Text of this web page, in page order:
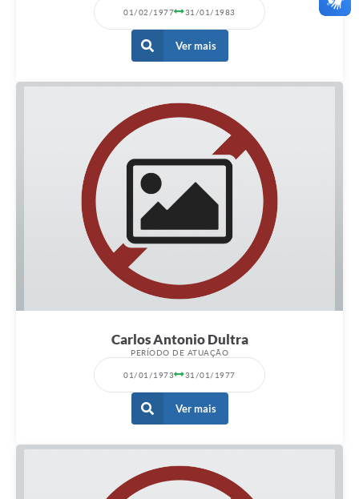
01/02/1977 31/01/1983
Ver mais
Carlos Antonio Dultra
PERÍODO DE ATUAÇÃO
01/01/1973 31/01/1977
Ver mais